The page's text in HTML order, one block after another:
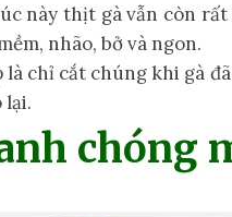
này thịt gà vẫn còn
nhão, bở và ngon.
là chỉ cắt chúng khi gà
lại.
chóng